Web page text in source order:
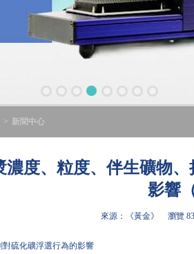
> 新聞中心
濃度、粒度、伴生礦物
影響
來源：《黃金》 瀏覽
對硫化礦浮選行為的影響